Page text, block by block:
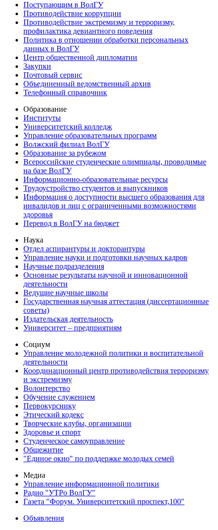
Поступающим в ВолГУ
Противодействие коррупции
Противодействие экстремизму и терроризму,
профилактика девиантного поведения
Политика в отношении обработки персональных
данных в ВолГУ
Центр общественной дипломатии
Закупки
Почтовый сервис
Объединенный ведомственный архив
Телефонный справочник
Образование
Институты
Университетский колледж
Управление образовательных программ
Волжский филиал ВолГУ
Образование за рубежом
Всероссийские студенческие олимпиады, проводимые
на базе ВолГУ
Информационно-образовательные ресурсы
Трудоустройство студентов и выпускников
Информация о доступности высшего образования для
инвалидов и лиц с ограниченными возможностями
здоровья
Перевод в ВолГУ на бюджет
Наука
Отдел аспирантуры и докторантуры
Управление науки и подготовки научных кадров
Научные подразделения
Основные результаты научной и инновационной
деятельности
Ведущие научные школы
Государственная научная аттестация (диссертационные
советы)
Издательская деятельность
Университет – предприятиям
Социум
Управление молодежной политики и воспитательной
деятельности
Координационный центр противодействия терроризму
и экстремизму
Волонтерство
Обучение служением
Первокурснику
Этический кодекс
Творческие клубы, организации
Здоровье и спорт
Студенческое самоуправление
Общежитие
"Единое окно" по поддержке молодых семей
Медиа
Управление информационной политики
Радио "УТРо ВолГУ"
Газета "Форум. Университетский проспект,100"
Объявления